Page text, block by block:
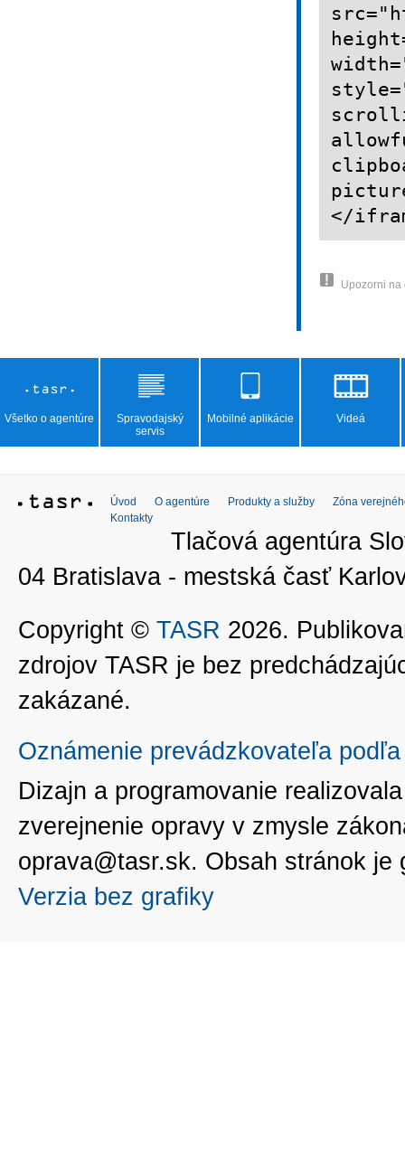
</
Upozorni na
Všetko o agentúre
Spravodajský
servis
Mobilné aplikácie Videá
Úvod O agentúre Produkty a služby
Zóna
Kontakty
Tlačová agentúra
04 Bratislava - mestská časť
Copyright © TASR 2026.
zdrojov TASR je bez
zakázané.
Oznámenie prevádzkovateľa
Dizajn a programovanie
zverejnenie opravy v zmysle
oprava@tasr.sk. Obsah stránok
Verzia bez grafiky